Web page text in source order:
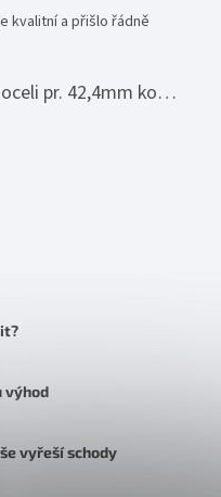
kvalitní a přišlo řádně
Madlo z nerezové oceli pr. 42,4mm komplet - model 0116 - 3000mm
z 5 hvězdiček.
výhod
vyřeší schody